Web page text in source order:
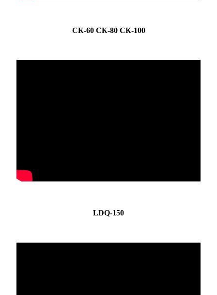
СК-60 СК-80 СК-100
LDQ-150